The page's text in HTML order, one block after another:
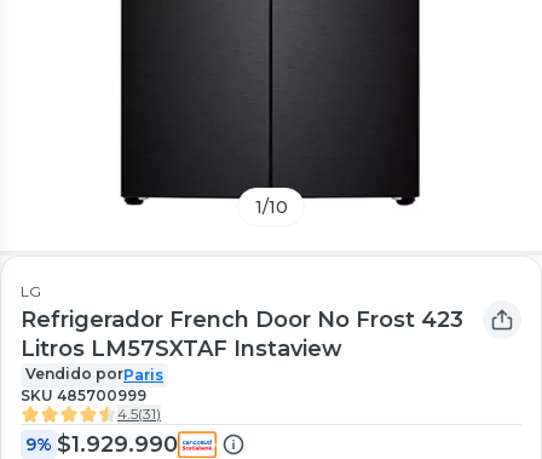
1/10
LG
Refrigerador French Door No Frost 423
Litros LM57SXTAF Instaview
Vendido porParis
SKU 485700999
4.5(31)
9% $1.929.990